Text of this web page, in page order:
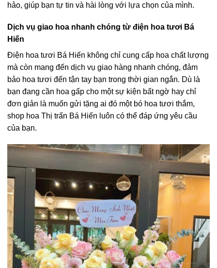
hảo, giúp bạn tự tin và hài lòng với lựa chọn của mình.
Dịch vụ giao hoa nhanh chóng từ điện hoa tươi Bá
Hiến
Điện hoa tươi Bá Hiến không chỉ cung cấp hoa chất lượng
mà còn mang đến dịch vụ giao hàng nhanh chóng, đảm
bảo hoa tươi đến tận tay bạn trong thời gian ngắn. Dù là
bạn đang cần hoa gấp cho một sự kiện bất ngờ hay chỉ
đơn giản là muốn gửi tặng ai đó một bó hoa tươi thắm,
shop hoa Thị trấn Bá Hiến luôn có thể đáp ứng yêu cầu
của bạn.